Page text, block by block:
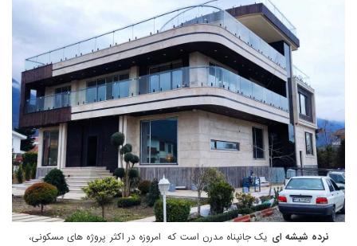
نرده شیشه ای یک جانپناه مدرن است که امروزه در اکثر پروژه های مسکونی،